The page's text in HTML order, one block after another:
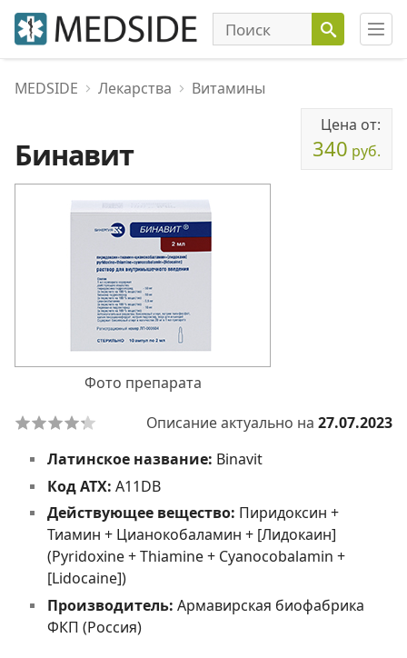
MEDSIDE Лекарства Витамины
Бинавит
Цена от:
340 руб.
Фото препарата
Описание актуально на 27.07.2023
Латинское название: Binavit
Код АТХ: A11DB
Действующее вещество: Пиридоксин +
Тиамин + Цианокобаламин + [Лидокаин]
(Pyridoxine + Thiamine + Cyanocobalamin +
[Lidocaine])
Производитель: Армавирская биофабрика
ФКП (Россия)